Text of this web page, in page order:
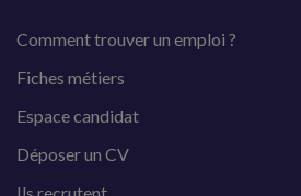
Comment trouver un emploi ?
Fiches métiers
Espace candidat
Déposer un CV
Ils recrutent